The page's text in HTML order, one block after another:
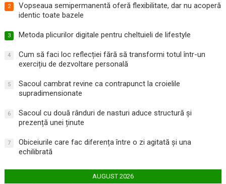
2
Vopseaua semipermanentă oferă flexibilitate, dar nu acoperă
identic toate bazele
3 Metoda plicurilor digitale pentru cheltuieli de lifestyle
4
Cum să faci loc reflecției fără să transformi totul într-un
exercițiu de dezvoltare personală
5
Sacoul cambrat revine ca contrapunct la croielile
supradimensionate
6
Sacoul cu două rânduri de nasturi aduce structură și
prezență unei ținute
7
Obiceiurile care fac diferența între o zi agitată și una
echilibrată
AUGUST 2026